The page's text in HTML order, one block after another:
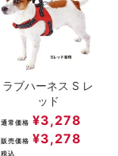
ラブハーネス S レ
ッド
通常価格 ¥3,278
販売価格 ¥3,278
税込